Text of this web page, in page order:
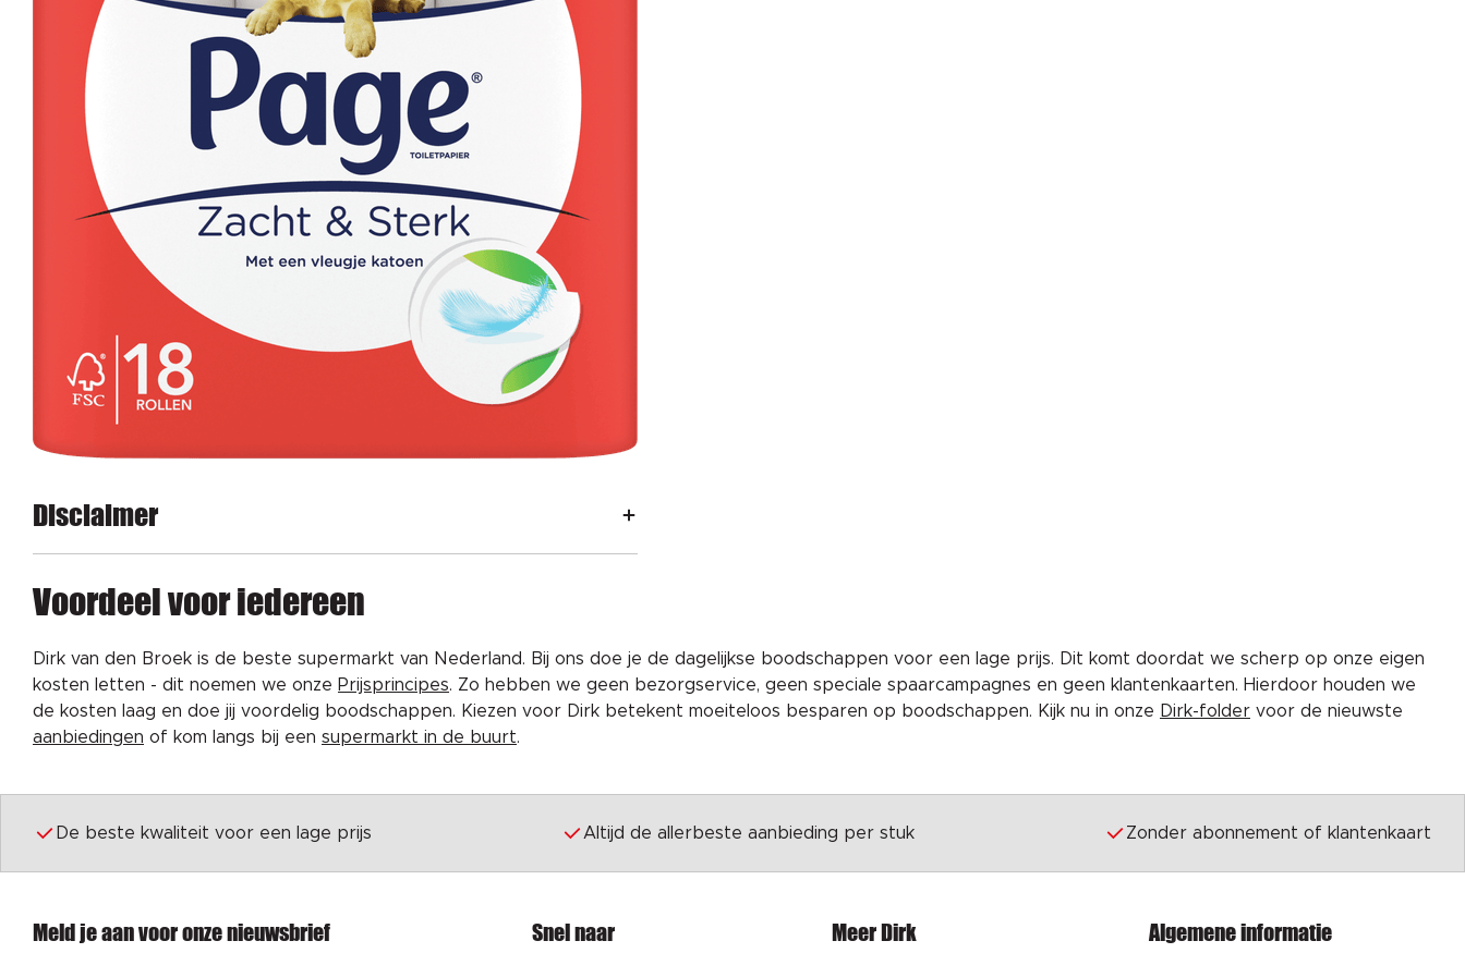
Disclaimer
Voordeel voor iedereen
Dirk van den Broek is de beste supermarkt van Nederland. Bij ons doe je de dagelijkse boodschappen voor een lage prijs. Dit komt doordat we scherp op onze eigen
kosten letten - dit noemen we onze Prijsprincipes. Zo hebben we geen bezorgservice, geen speciale spaarcampagnes en geen klantenkaarten. Hierdoor houden we
de kosten laag en doe jij voordelig boodschappen. Kiezen voor Dirk betekent moeiteloos besparen op boodschappen. Kijk nu in onze Dirk-folder voor de nieuwste
aanbiedingen of kom langs bij een supermarkt in de buurt.
De beste kwaliteit voor een lage prijs Altijd de allerbeste aanbieding per stuk Zonder abonnement of klantenkaart
Meld je aan voor onze nieuwsbrief Snel naar Meer Dirk Algemene informatie